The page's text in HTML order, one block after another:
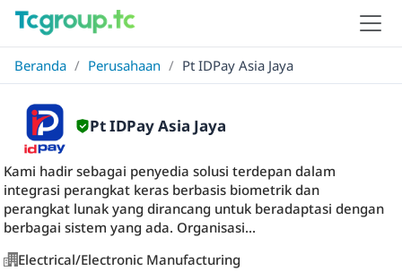
Beranda / Perusahaan / Pt IDPay Asia Jaya
Pt IDPay Asia Jaya
Kami hadir sebagai penyedia solusi terdepan dalam
integrasi perangkat keras berbasis biometrik dan
perangkat lunak yang dirancang untuk beradaptasi dengan
berbagai sistem yang ada. Organisasi...
Electrical/Electronic Manufacturing